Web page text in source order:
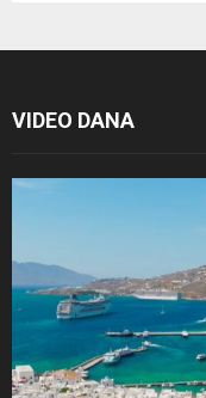
VIDEO DANA